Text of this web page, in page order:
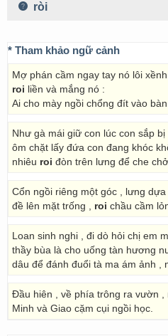
ròi
* Tham khảo ngữ cảnh
Mợ phán cầm ngay tay nó lôi
roi liền và mắng nó :
Ai cho mày ngồi chổng đít vào bàn
Như gà mái giữ con lúc con sắp
ôm chặt lấy đứa con đang khóc
nhiêu roi đòn trên lưng để che
Cổn ngồi riêng một góc , lưng
đề lên mặt trống , roi chầu cầm
Loan sinh nghi , đi dò hỏi chị em
thầy bùa là cho uống tàn hương
dâu để đánh đuổi tà ma ám ảnh ,
Ðầu hiên , về phía trông ra vườn ,
Minh và Giao cặm cụi ngồi học.